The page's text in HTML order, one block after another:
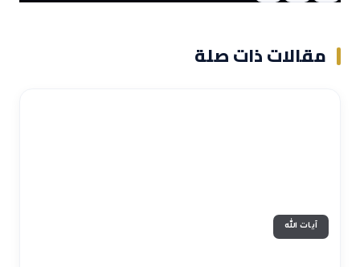
مقالات ذات صلة
آيات الله